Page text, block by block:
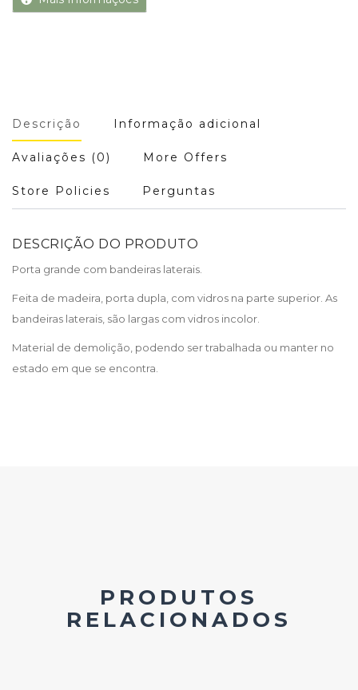
Descrição Informação adicional
Avaliações (0) More Offers
Store Policies Perguntas
DESCRIÇÃO DO PRODUTO
Porta grande com bandeiras laterais.
Feita de madeira, porta dupla, com vidros na parte superior. As
bandeiras laterais, são largas com vidros incolor.
Material de demolição, podendo ser trabalhada ou manter no
estado em que se encontra.
PRODUTOS
RELACIONADOS